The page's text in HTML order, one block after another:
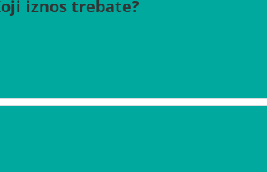
iznos trebate?